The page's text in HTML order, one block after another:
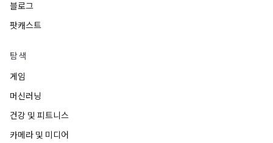
블로그
팟캐스트
탐색
게임
머신러닝
건강 및 피트니스
카메라 및 미디어